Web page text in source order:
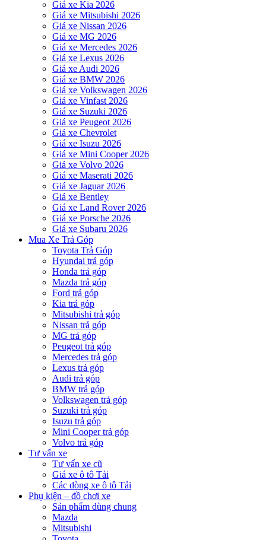
Giá xe Kia 2026
Giá xe Mitsubishi 2026
Giá xe Nissan 2026
Giá xe MG 2026
Giá xe Mercedes 2026
Giá xe Lexus 2026
Giá xe Audi 2026
Giá xe BMW 2026
Giá xe Volkswagen 2026
Giá xe Vinfast 2026
Giá xe Suzuki 2026
Giá xe Peugeot 2026
Giá xe Chevrolet
Giá xe Isuzu 2026
Giá xe Mini Cooper 2026
Giá xe Volvo 2026
Giá xe Maserati 2026
Giá xe Jaguar 2026
Giá xe Bentley
Giá xe Land Rover 2026
Giá xe Porsche 2026
Giá xe Subaru 2026
Mua Xe Trả Góp
Toyota Trả Góp
Hyundai trả góp
Honda trả góp
Mazda trả góp
Ford trả góp
Kia trả góp
Mitsubishi trả góp
Nissan trả góp
MG trả góp
Peugeot trả góp
Mercedes trả góp
Lexus trả góp
Audi trả góp
BMW trả góp
Volkswagen trả góp
Suzuki trả góp
Isuzu trả góp
Mini Cooper trả góp
Volvo trả góp
Tư vấn xe
Tư vấn xe cũ
Giá xe ô tô Tải
Các dòng xe ô tô Tải
Phụ kiện – đồ chơi xe
Sản phẩm dùng chung
Mazda
Mitsubishi